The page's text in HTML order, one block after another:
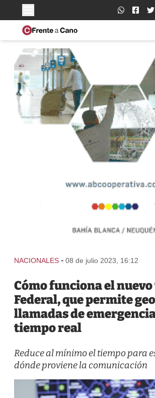
NACIONALES - 08 de julio 2023, 16:12
Cómo funciona el nuevo
Federal, que permite
llamadas de
tiempo real
Reduce al mínimo el tiempo para
dónde proviene la comunicación